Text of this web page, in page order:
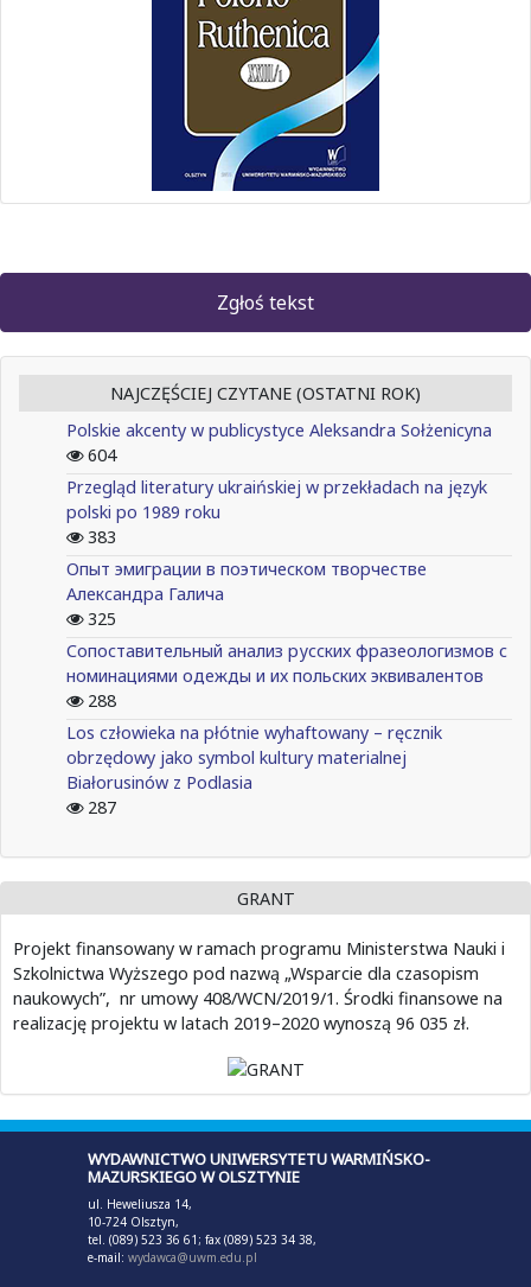
Zgłoś tekst
NAJCZĘŚCIEJ CZYTANE (OSTATNI ROK)
Polskie akcenty w publicystyce Aleksandra Sołżenicyna
604
Przegląd literatury ukraińskiej w przekładach na język
polski po 1989 roku
383
Опыт эмиграции в поэтическом творчестве
Александра Галича
325
Сопоставительный анализ русских фразеологизмов с
номинациями одежды и их польских эквивалентов
288
Los człowieka na płótnie wyhaftowany – ręcznik
obrzędowy jako symbol kultury materialnej
Białorusinów z Podlasia
287
GRANT
Projekt finansowany w ramach programu Ministerstwa Nauki i
Szkolnictwa Wyższego pod nazwą „Wsparcie dla czasopism
naukowych”, nr umowy 408/WCN/2019/1. Środki finansowe na
realizację projektu w latach 2019–2020 wynoszą 96 035 zł.
WYDAWNICTWO UNIWERSYTETU WARMIŃSKO-
MAZURSKIEGO W OLSZTYNIE
ul. Heweliusza 14,
10-724 Olsztyn,
tel. (089) 523 36 61; fax (089) 523 34 38,
e-mail: wydawca@uwm.edu.pl